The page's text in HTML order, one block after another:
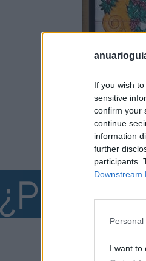
If you wish
sensitive
confirm your
continue
information
further
participants.
Downstream
I want to
¿P
or